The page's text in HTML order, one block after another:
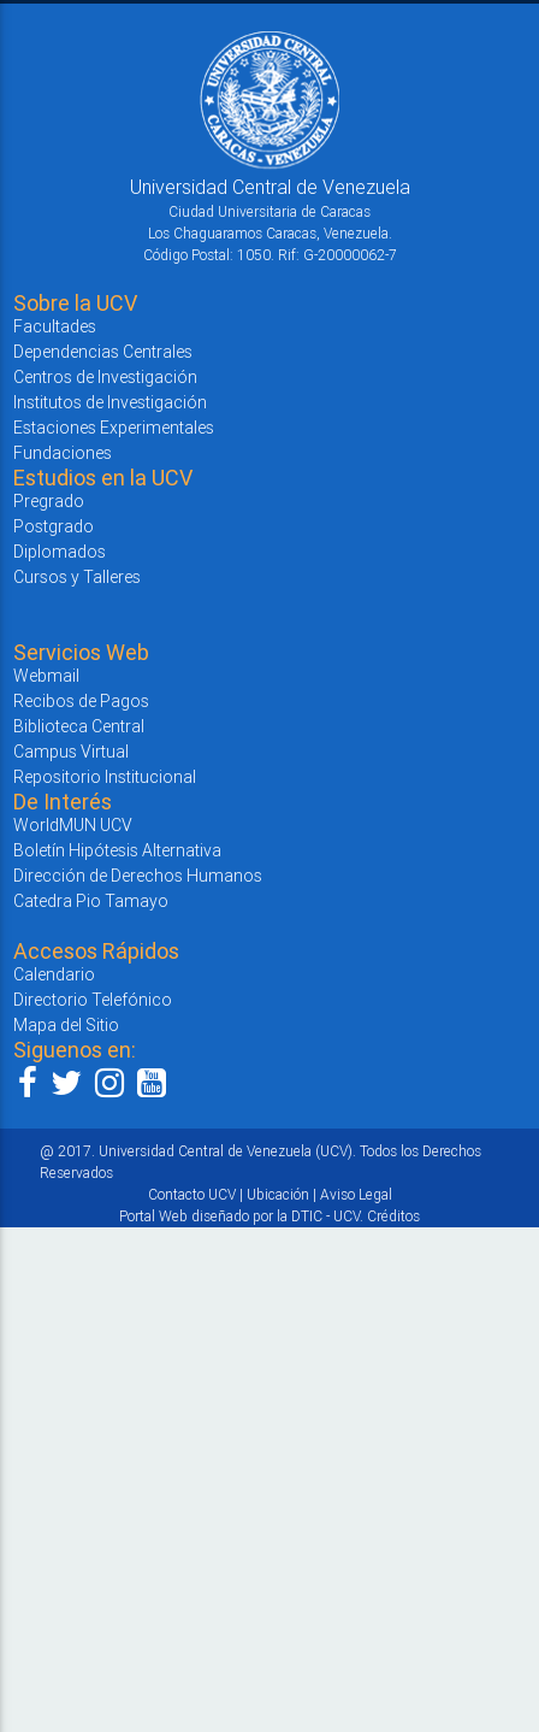
Universidad Central de Venezuela
Ciudad Universitaria de Caracas
Los Chaguaramos Caracas, Venezuela.
Código Postal: 1050. Rif: G-20000062-7
Sobre la UCV
Facultades
Dependencias Centrales
Centros de Investigación
Institutos de Investigación
Estaciones Experimentales
Fundaciones
Estudios en la UCV
Pregrado
Postgrado
Diplomados
Cursos y Talleres
Servicios Web
Webmail
Recibos de Pagos
Biblioteca Central
Campus Virtual
Repositorio Institucional
De Interés
WorldMUN UCV
Boletín Hipótesis Alternativa
Dirección de Derechos Humanos
Catedra Pio Tamayo
Accesos Rápidos
Calendario
Directorio Telefónico
Mapa del Sitio
Siguenos en:
@ 2017. Universidad Central de Venezuela (UCV). Todos los Derechos
Reservados
Contacto UCV| Ubicación | Aviso Legal
Portal Web diseñado por la DTIC - UCV. Créditos